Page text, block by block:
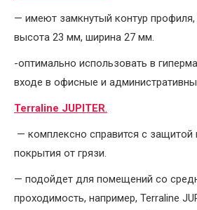
— имеют замкнутый контур
высота 23 мм, ширина 27 мм.
-оптимально использовать в
входе в офисные и
Terraline JUPITER.
— комплексно справится с защитой
покрытия от грязи.
— подойдет для помещений со
проходимость, например, Terraline